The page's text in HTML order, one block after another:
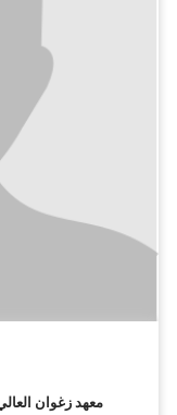
معهد زغوان